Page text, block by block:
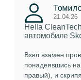
21.04.26
Hella
автомобиле
Взял взамен
понадеявшись
правый), и